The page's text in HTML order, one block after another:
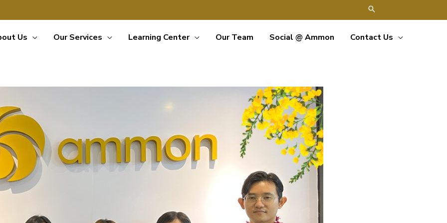
Us Our Services Learning Center Our Team Social @ Ammon Contact Us